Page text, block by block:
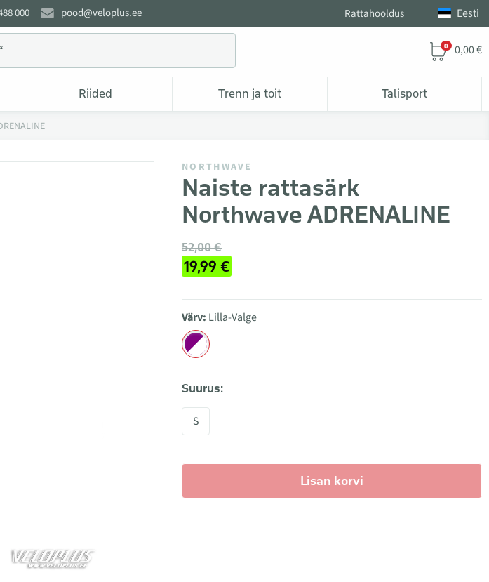
000 pood@veloplus.ee Rattahooldus Eesti
0 0,00 €
Riided Trenn ja toit Talisport
NORTHWAVE
Naiste rattasärk
Northwave ADRENALINE
52,00 €
19,99 €
Värv: Lilla-Valge
Suurus:
S
Lisan korvi